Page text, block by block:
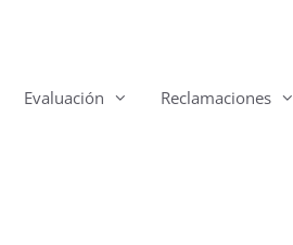
Evaluación Reclamaciones